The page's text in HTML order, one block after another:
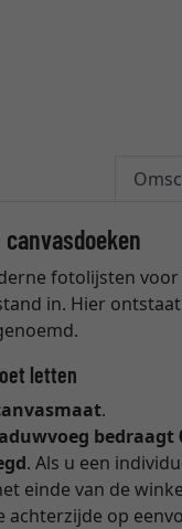
fotolijsten
in. Hier
letten
.
bedraagt
. Als u een
einde van de
achterzijde op